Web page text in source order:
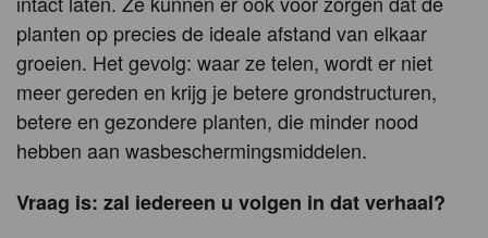
planten op precies de ideale afstand van elkaar
groeien. Het gevolg: waar ze telen, wordt er niet
meer gereden en krijg je betere grondstructuren,
betere en gezondere planten, die minder nood
hebben aan wasbeschermingsmiddelen.
Vraag is: zal iedereen u volgen in dat verhaal?